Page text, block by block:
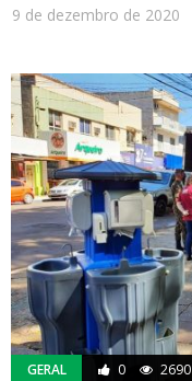
9 de dezembro de 2020
GERAL 0 2690